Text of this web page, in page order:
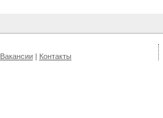
Вакансии Контакты